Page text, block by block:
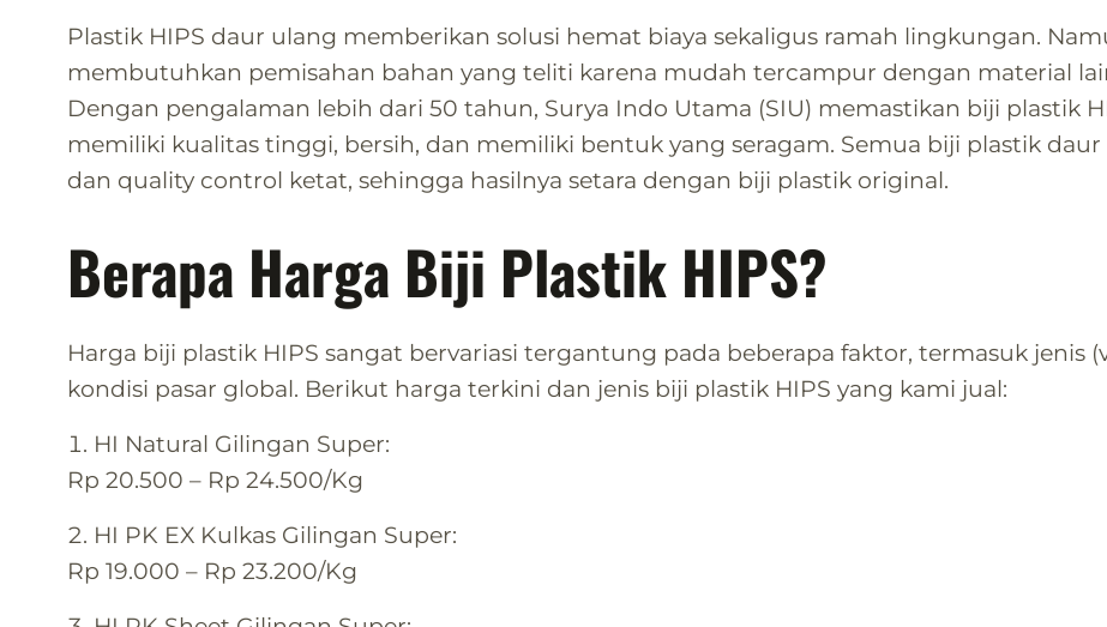
Plastik HIPS daur ulang memberikan solusi hemat biaya sekaligus ramah lingkungan.
membutuhkan pemisahan bahan yang teliti karena mudah tercampur dengan material
Dengan pengalaman lebih dari 50 tahun, Surya Indo Utama (SIU) memastikan biji plastik
memiliki kualitas tinggi, bersih, dan memiliki bentuk yang seragam. Semua biji plastik
dan quality control ketat, sehingga hasilnya setara dengan biji plastik original.
Berapa Harga Biji Plastik HIPS?
Harga biji plastik HIPS sangat bervariasi tergantung pada beberapa faktor, termasuk jenis
kondisi pasar global. Berikut harga terkini dan jenis biji plastik HIPS yang kami jual:
HI Natural Gilingan Super:
Rp 20.500 – Rp 24.500/Kg
HI PK EX Kulkas Gilingan Super:
Rp 19.000 – Rp 23.200/Kg